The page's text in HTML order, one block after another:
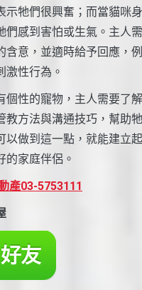
示牠們很興奮；而當貓咪
們感到害怕或生氣。主人
含意，並適時給予回應，
激性行為。
個性的寵物，主人需要了
教方法與溝通技巧，幫助
以做到這一點，就能建立
的家庭伴侶。
產03-5753111